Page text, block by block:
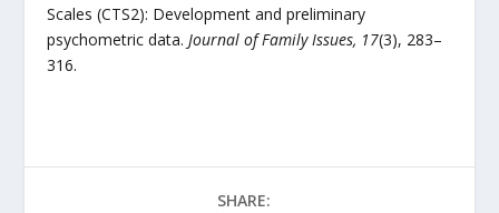
Scales (CTS2): Development and preliminary
psychometric data. Journal of Family Issues, 17(3), 283–
316.
SHARE: